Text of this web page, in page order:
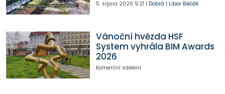
5. srpna 2026 9:21 | Dobrá | Libor Běčák
Vánoční hvězda HSF
System vyhrála BIM Awards
2026
Komerční sdělení